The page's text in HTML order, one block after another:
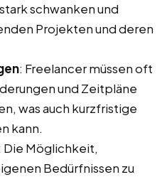
schwanken und
Projekten und deren
: Freelancer müssen oft
und Zeitpläne
was auch kurzfristige
kann.
Die Möglichkeit,
Bedürfnissen zu